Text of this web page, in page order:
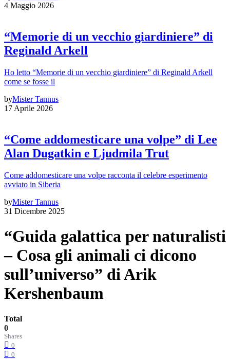
4 Maggio 2026
“Memorie di un vecchio giardiniere” di
Reginald Arkell
Ho letto “Memorie di un vecchio giardiniere” di Reginald Arkell
come se fosse il
byMister Tannus
17 Aprile 2026
“Come addomesticare una volpe” di Lee
Alan Dugatkin e Ljudmila Trut
Come addomesticare una volpe racconta il celebre esperimento
avviato in Siberia
byMister Tannus
31 Dicembre 2025
“Guida galattica per naturalisti
– Cosa gli animali ci dicono
sull’universo” di Arik
Kershenbaum
Total
0
Shares
0
0